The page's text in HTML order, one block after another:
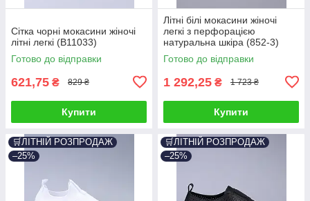
Сітка чорні мокасини жіночі
літні легкі (B11033)
Готово до відправки
621,75 ₴ 829 ₴
Купити
Літні білі мокасини жіночі
легкі з перфорацією
натуральна шкіра (852-3)
Готово до відправки
1 292,25 ₴ 1 723 ₴
Купити
🛒ЛІТНІЙ РОЗПРОДАЖ
–25%
🛒ЛІТНІЙ РОЗПРОДАЖ
–25%